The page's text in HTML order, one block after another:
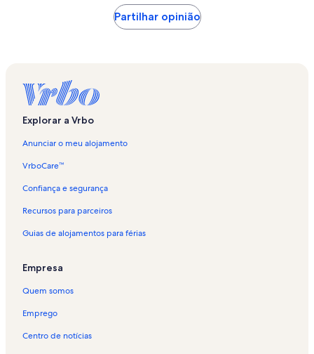
Partilhar opinião
Explorar a Vrbo
Anunciar o meu alojamento
VrboCare™
Confiança e segurança
Recursos para parceiros
Guias de alojamentos para férias
Empresa
Quem somos
Emprego
Centro de notícias